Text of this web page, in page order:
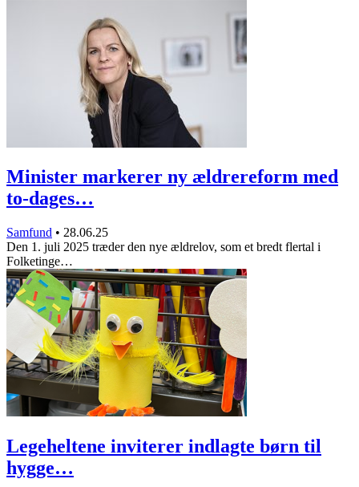
Minister markerer ny ældrereform med
to-dages…
Samfund • 28.06.25
Den 1. juli 2025 træder den nye ældrelov, som et bredt flertal i
Folketinge…
Legeheltene inviterer indlagte børn til
hygge…